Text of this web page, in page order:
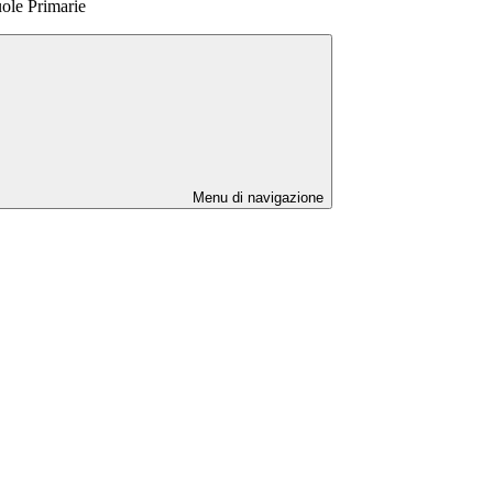
Primarie
Menu di navigazione